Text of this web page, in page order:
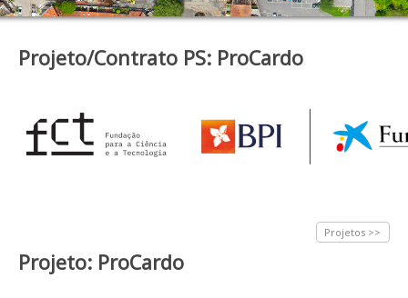
Projeto/Contrato PS: ProCardo
Projetos >>
Projeto: ProCardo